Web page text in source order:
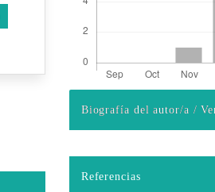
Biografía del autor/a /
Referencias